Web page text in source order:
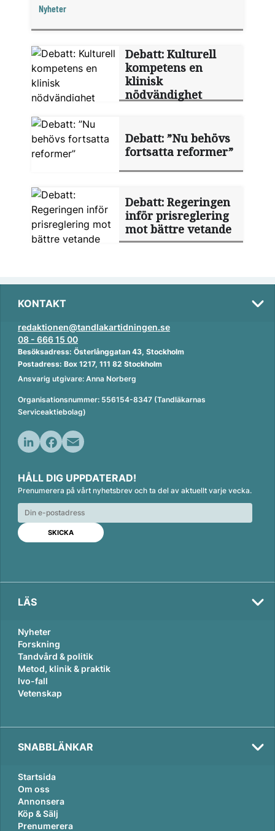
chefredaktör Anna Norberg reagerar på det
hårda debattklimatet i kölvattnet av
Nyheter
Debatt: Kulturell
kompetens en
klinisk
nödvändighet
Debatt: ”Nu behövs
fortsatta reformer”
Debatt: Regeringen
inför prisreglering
mot bättre vetande
KONTAKT
redaktionen@tandlakartidningen.se
08 - 666 15 00
Besöksadress: Österlånggatan 43, Stockholm
Postadress: Box 1217, 111 82 Stockholm
Ansvarig utgivare: Anna Norberg
Organisationsnummer: 556154-8347 (Tandläkarnas
Serviceaktiebolag)
n
k
e
d
n
c
e
b
o
o
k
a
i
l
HÅLL DIG UPPDATERAD!
Prenumerera på vårt nyhetsbrev och ta del av aktuellt varje vecka.
LÄS
Nyheter
Forskning
Tandvård & politik
Metod, klinik & praktik
Ivo-fall
Vetenskap
SNABBLÄNKAR
Startsida
Om oss
Annonsera
Köp & Sälj
Prenumerera